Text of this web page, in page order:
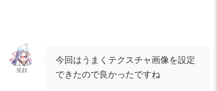
笑顔
今回はうまくテクスチャ画像を設定
できたので良かったですね